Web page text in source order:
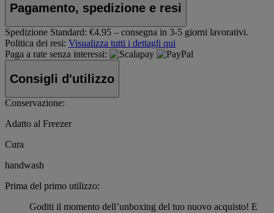
Pagamento, spedizione e resi
Spedizione Standard: €4.95 – consegna in 3-5 giorni lavorativi.
Politica dei resi: Visualizza tutti i dettagli qui
Paga a rate senza interessi:
Consigli d'utilizzo
Conservazione:
Adatto al Freezer
Cura
handwash
Prima del primo utilizzo:
Goditi il momento dell’unboxing del tuo nuovo acquisto! E